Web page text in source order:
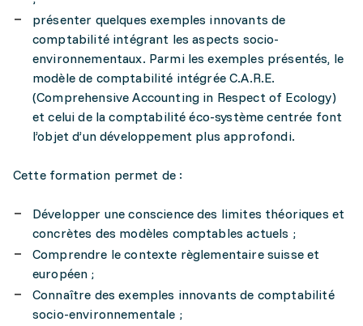
présenter quelques exemples innovants de
comptabilité intégrant les aspects socio-
environnementaux. Parmi les exemples présentés, le
modèle de comptabilité intégrée C.A.R.E.
(Comprehensive Accounting in Respect of Ecology)
et celui de la comptabilité éco-système centrée font
l’objet d’un développement plus approfondi.
Cette formation permet de :
Développer une conscience des limites théoriques et
concrètes des modèles comptables actuels ;
Comprendre le contexte règlementaire suisse et
européen ;
Connaître des exemples innovants de comptabilité
socio-environnementale ;